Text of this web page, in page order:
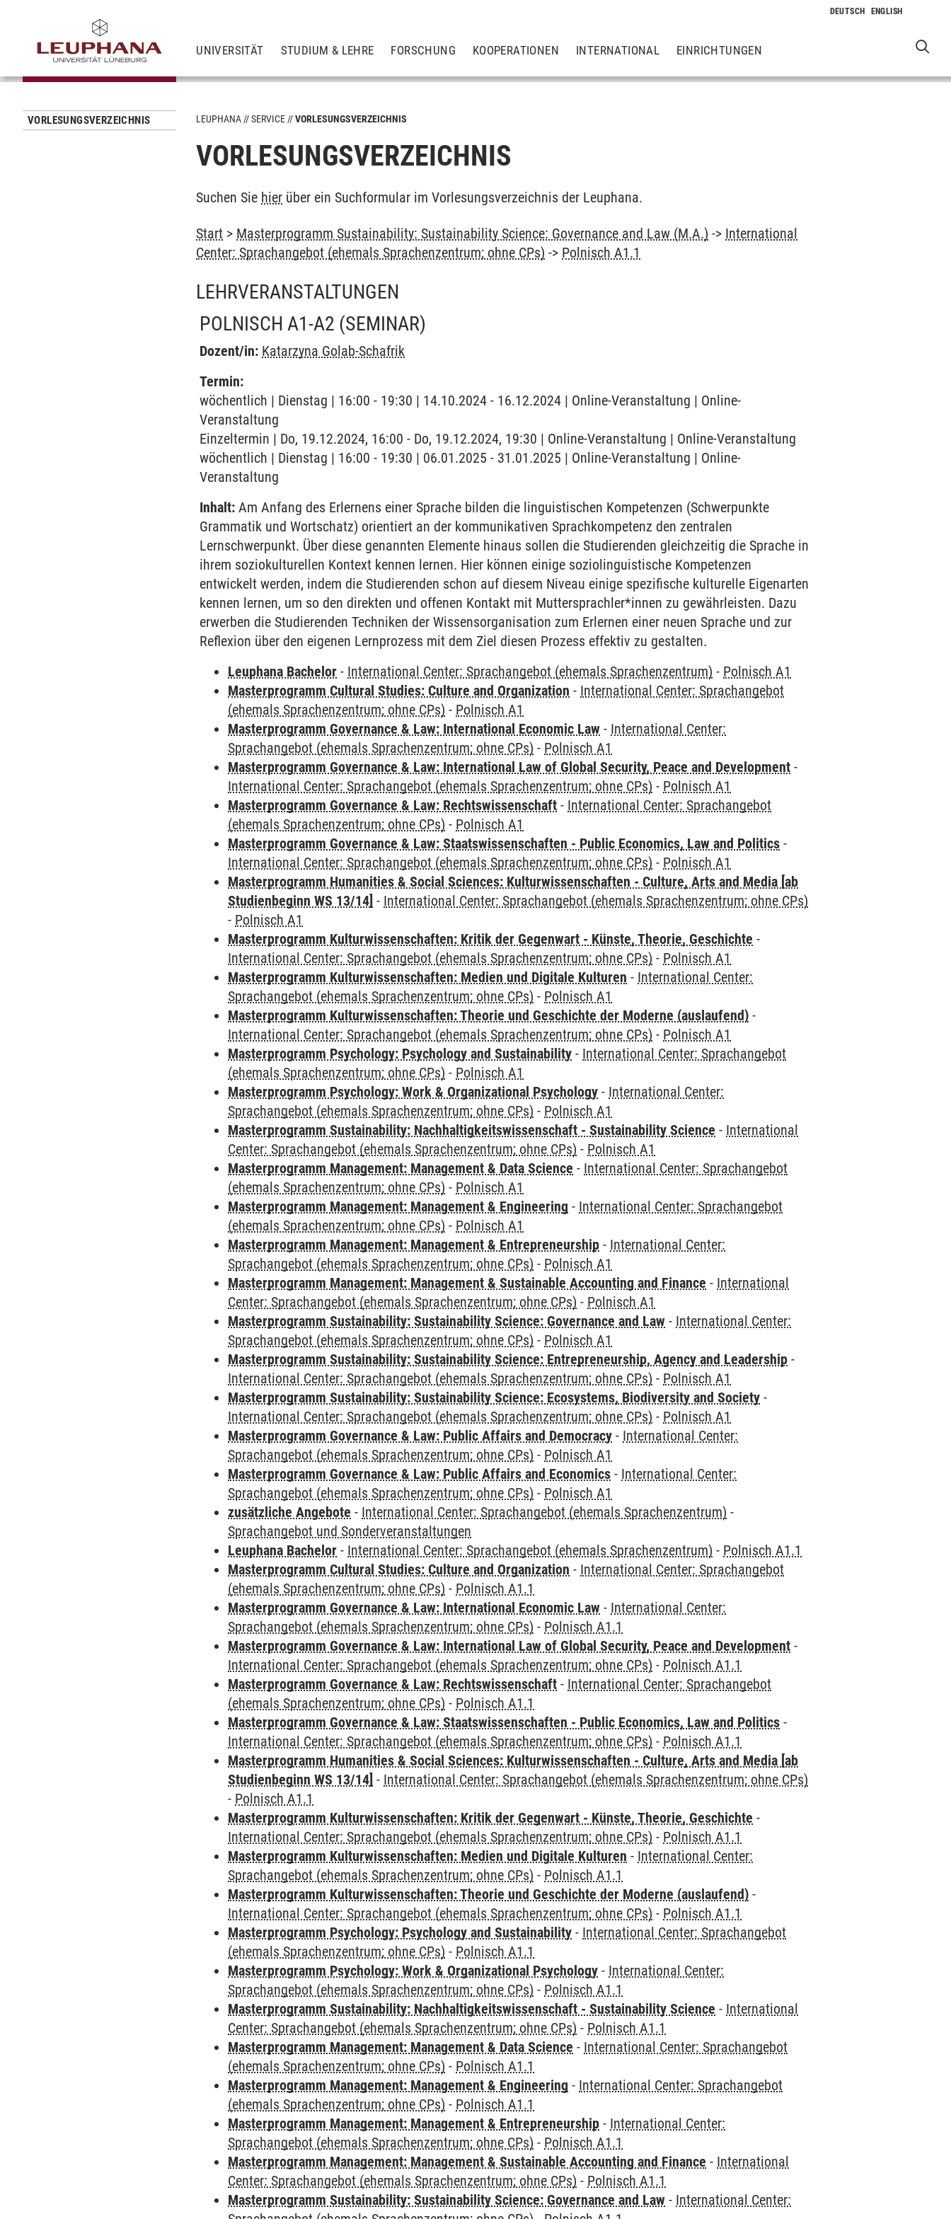
UNIVERSITÄT STUDIUM & LEHRE FORSCHUNG KOOPERATIONEN INTERNATIONAL EINRICHTUNGEN
VORLESUNGSVERZEICHNIS LEUPHANA SERVICE VORLESUNGSVERZEICHNIS
VORLESUNGSVERZEICHNIS
Suchen Sie hier über ein Suchformular im Vorlesungsverzeichnis der Leuphana.
Start > Masterprogramm Sustainability: Sustainability Science: Governance and Law (M.A.) -> International
Center: Sprachangebot (ehemals Sprachenzentrum; ohne CPs) -> Polnisch A1.1
LEHRVERANSTALTUNGEN
POLNISCH A1-A2 (SEMINAR)
Dozent/in: Katarzyna Golab-Schafrik
Termin:
wöchentlich | Dienstag | 16:00 - 19:30 | 14.10.2024 - 16.12.2024 | Online-Veranstaltung | Online-
Veranstaltung
Einzeltermin | Do, 19.12.2024, 16:00 - Do, 19.12.2024, 19:30 | Online-Veranstaltung | Online-Veranstaltung
wöchentlich | Dienstag | 16:00 - 19:30 | 06.01.2025 - 31.01.2025 | Online-Veranstaltung | Online-
Veranstaltung
Inhalt: Am Anfang des Erlernens einer Sprache bilden die linguistischen Kompetenzen (Schwerpunkte
Grammatik und Wortschatz) orientiert an der kommunikativen Sprachkompetenz den zentralen
Lernschwerpunkt. Über diese genannten Elemente hinaus sollen die Studierenden gleichzeitig die Sprache in
ihrem soziokulturellen Kontext kennen lernen. Hier können einige soziolinguistische Kompetenzen
entwickelt werden, indem die Studierenden schon auf diesem Niveau einige spezifische kulturelle Eigenarten
kennen lernen, um so den direkten und offenen Kontakt mit Muttersprachler*innen zu gewährleisten. Dazu
erwerben die Studierenden Techniken der Wissensorganisation zum Erlernen einer neuen Sprache und zur
Reflexion über den eigenen Lernprozess mit dem Ziel diesen Prozess effektiv zu gestalten.
Leuphana Bachelor - International Center: Sprachangebot (ehemals Sprachenzentrum) - Polnisch A1
Masterprogramm Cultural Studies: Culture and Organization - International Center: Sprachangebot
(ehemals Sprachenzentrum; ohne CPs) - Polnisch A1
Masterprogramm Governance & Law: International Economic Law - International Center:
Sprachangebot (ehemals Sprachenzentrum; ohne CPs) - Polnisch A1
Masterprogramm Governance & Law: International Law of Global Security, Peace and Development -
International Center: Sprachangebot (ehemals Sprachenzentrum; ohne CPs) - Polnisch A1
Masterprogramm Governance & Law: Rechtswissenschaft - International Center: Sprachangebot
(ehemals Sprachenzentrum; ohne CPs) - Polnisch A1
Masterprogramm Governance & Law: Staatswissenschaften - Public Economics, Law and Politics -
International Center: Sprachangebot (ehemals Sprachenzentrum; ohne CPs) - Polnisch A1
Masterprogramm Humanities & Social Sciences: Kulturwissenschaften - Culture, Arts and Media [ab
Studienbeginn WS 13/14] - International Center: Sprachangebot (ehemals Sprachenzentrum; ohne CPs)
- Polnisch A1
Masterprogramm Kulturwissenschaften: Kritik der Gegenwart - Künste, Theorie, Geschichte -
International Center: Sprachangebot (ehemals Sprachenzentrum; ohne CPs) - Polnisch A1
Masterprogramm Kulturwissenschaften: Medien und Digitale Kulturen - International Center:
Sprachangebot (ehemals Sprachenzentrum; ohne CPs) - Polnisch A1
Masterprogramm Kulturwissenschaften: Theorie und Geschichte der Moderne (auslaufend) -
International Center: Sprachangebot (ehemals Sprachenzentrum; ohne CPs) - Polnisch A1
Masterprogramm Psychology: Psychology and Sustainability - International Center: Sprachangebot
(ehemals Sprachenzentrum; ohne CPs) - Polnisch A1
Masterprogramm Psychology: Work & Organizational Psychology - International Center:
Sprachangebot (ehemals Sprachenzentrum; ohne CPs) - Polnisch A1
Masterprogramm Sustainability: Nachhaltigkeitswissenschaft - Sustainability Science - International
Center: Sprachangebot (ehemals Sprachenzentrum; ohne CPs) - Polnisch A1
Masterprogramm Management: Management & Data Science - International Center: Sprachangebot
(ehemals Sprachenzentrum; ohne CPs) - Polnisch A1
Masterprogramm Management: Management & Engineering - International Center: Sprachangebot
(ehemals Sprachenzentrum; ohne CPs) - Polnisch A1
Masterprogramm Management: Management & Entrepreneurship - International Center:
Sprachangebot (ehemals Sprachenzentrum; ohne CPs) - Polnisch A1
Masterprogramm Management: Management & Sustainable Accounting and Finance - International
Center: Sprachangebot (ehemals Sprachenzentrum; ohne CPs) - Polnisch A1
Masterprogramm Sustainability: Sustainability Science: Governance and Law - International Center:
Sprachangebot (ehemals Sprachenzentrum; ohne CPs) - Polnisch A1
Masterprogramm Sustainability: Sustainability Science: Entrepreneurship, Agency and Leadership -
International Center: Sprachangebot (ehemals Sprachenzentrum; ohne CPs) - Polnisch A1
Masterprogramm Sustainability: Sustainability Science: Ecosystems, Biodiversity and Society -
International Center: Sprachangebot (ehemals Sprachenzentrum; ohne CPs) - Polnisch A1
Masterprogramm Governance & Law: Public Affairs and Democracy - International Center:
Sprachangebot (ehemals Sprachenzentrum; ohne CPs) - Polnisch A1
Masterprogramm Governance & Law: Public Affairs and Economics - International Center:
Sprachangebot (ehemals Sprachenzentrum; ohne CPs) - Polnisch A1
zusätzliche Angebote - International Center: Sprachangebot (ehemals Sprachenzentrum) -
Sprachangebot und Sonderveranstaltungen
Leuphana Bachelor - International Center: Sprachangebot (ehemals Sprachenzentrum) - Polnisch A1.1
Masterprogramm Cultural Studies: Culture and Organization - International Center: Sprachangebot
(ehemals Sprachenzentrum; ohne CPs) - Polnisch A1.1
Masterprogramm Governance & Law: International Economic Law - International Center:
Sprachangebot (ehemals Sprachenzentrum; ohne CPs) - Polnisch A1.1
Masterprogramm Governance & Law: International Law of Global Security, Peace and Development -
International Center: Sprachangebot (ehemals Sprachenzentrum; ohne CPs) - Polnisch A1.1
Masterprogramm Governance & Law: Rechtswissenschaft - International Center: Sprachangebot
(ehemals Sprachenzentrum; ohne CPs) - Polnisch A1.1
Masterprogramm Governance & Law: Staatswissenschaften - Public Economics, Law and Politics -
International Center: Sprachangebot (ehemals Sprachenzentrum; ohne CPs) - Polnisch A1.1
Masterprogramm Humanities & Social Sciences: Kulturwissenschaften - Culture, Arts and Media [ab
Studienbeginn WS 13/14] - International Center: Sprachangebot (ehemals Sprachenzentrum; ohne CPs)
- Polnisch A1.1
Masterprogramm Kulturwissenschaften: Kritik der Gegenwart - Künste, Theorie, Geschichte -
International Center: Sprachangebot (ehemals Sprachenzentrum; ohne CPs) - Polnisch A1.1
Masterprogramm Kulturwissenschaften: Medien und Digitale Kulturen - International Center:
Sprachangebot (ehemals Sprachenzentrum; ohne CPs) - Polnisch A1.1
Masterprogramm Kulturwissenschaften: Theorie und Geschichte der Moderne (auslaufend) -
International Center: Sprachangebot (ehemals Sprachenzentrum; ohne CPs) - Polnisch A1.1
Masterprogramm Psychology: Psychology and Sustainability - International Center: Sprachangebot
(ehemals Sprachenzentrum; ohne CPs) - Polnisch A1.1
Masterprogramm Psychology: Work & Organizational Psychology - International Center:
Sprachangebot (ehemals Sprachenzentrum; ohne CPs) - Polnisch A1.1
Masterprogramm Sustainability: Nachhaltigkeitswissenschaft - Sustainability Science - International
Center: Sprachangebot (ehemals Sprachenzentrum; ohne CPs) - Polnisch A1.1
Masterprogramm Management: Management & Data Science - International Center: Sprachangebot
(ehemals Sprachenzentrum; ohne CPs) - Polnisch A1.1
Masterprogramm Management: Management & Engineering - International Center: Sprachangebot
(ehemals Sprachenzentrum; ohne CPs) - Polnisch A1.1
Masterprogramm Management: Management & Entrepreneurship - International Center:
Sprachangebot (ehemals Sprachenzentrum; ohne CPs) - Polnisch A1.1
Masterprogramm Management: Management & Sustainable Accounting and Finance - International
Center: Sprachangebot (ehemals Sprachenzentrum; ohne CPs) - Polnisch A1.1
Masterprogramm Sustainability: Sustainability Science: Governance and Law - International Center: